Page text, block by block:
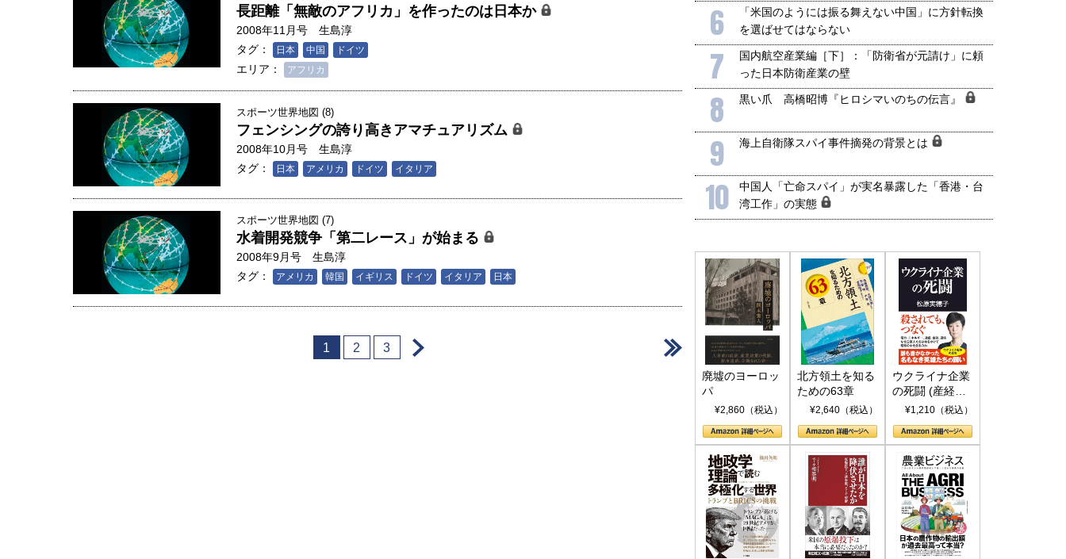
長距離「無敵のアフリカ」を作ったのは日本か
2008年11月号
生島淳
タグ：
日本 中国 ドイツ
エリア： アフリカ
スポーツ世界地図 (8)
フェンシングの誇り高きアマチュアリズム
2008年10月号
生島淳
タグ：
日本 アメリカ ドイツ イタリア
スポーツ世界地図 (7)
水着開発競争「第二レース」が始まる
2008年9月号
生島淳
タグ：
アメリカ 韓国 イギリス ドイツ イタリア 日本
1 2 3 ＞
6
「米国のようには振る舞えない中国」に方針転換
を選ばせてはならない
7
国内航空産業編［下］：「防衛省が元請け」に頼
った日本防衛産業の壁
8 黒い爪 高橋昭博『ヒロシマいのちの伝言』
9 海上自衛隊スパイ事件摘発の背景とは
10
中国人「亡命スパイ」が実名暴露した「香港・台
湾工作」の実態
廃墟のヨーロッ
パ
¥2,860（税込）
北方領土を知る
ための63章
¥2,640（税込）
ウクライナ企業
の死闘 (産経セ
レクト S 039)
¥1,210（税込）